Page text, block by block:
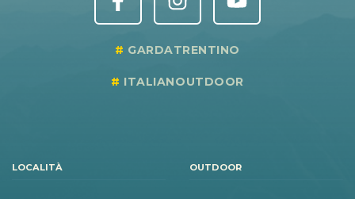
GARDATRENTINO
ITALIANOUTDOOR
LOCALITÀ OUTDOOR